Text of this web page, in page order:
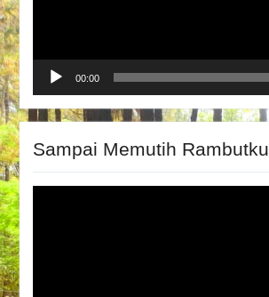
00:00
Sampai Memutih Rambutku